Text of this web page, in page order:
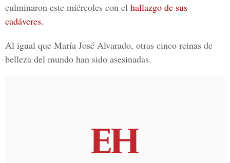
culminaron este miércoles con el hallazgo de sus
cadáveres.
Al igual que María José Alvarado, otras cinco reinas de
belleza del mundo han sido asesinadas.